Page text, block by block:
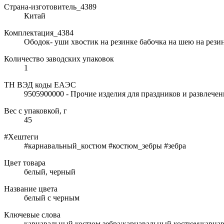
Страна-изготовитель_4389
Китай
Комплектация_4384
Ободок- уши хвостик на резинке бабочка на шею на
Количество заводских упаковок
1
ТН ВЭД коды ЕАЭС
9505900000 - Прочие изделия для праздников и
Вес с упаковкой, г
45
#Хештеги
#карнавальный_костюм #костюм_зебры #зебра
Цвет товара
белый, черный
Название цвета
белый с черным
Ключевые слова